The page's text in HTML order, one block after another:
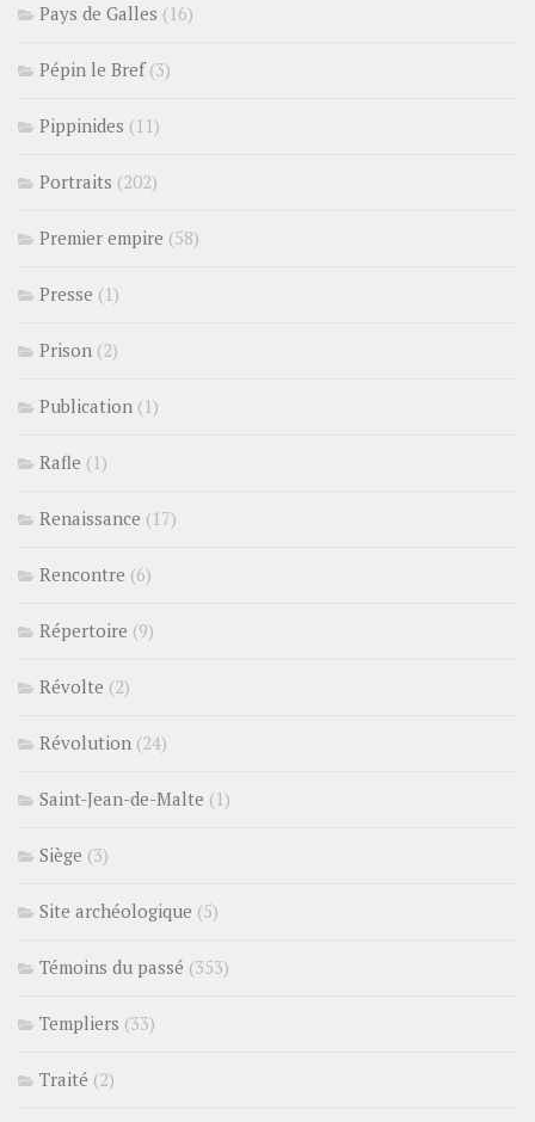
Pays de Galles (16)
Pépin le Bref(3)
Pippinides (11)
Portraits (202)
Premier empire (58)
Presse (1)
Prison (2)
Publication (1)
Rafle (1)
Renaissance (17)
Rencontre (6)
Répertoire (9)
Révolte (2)
Révolution (24)
Saint-Jean-de-Malte (1)
Siège (3)
Site archéologique (5)
Témoins du passé (353)
Templiers (33)
Traité (2)